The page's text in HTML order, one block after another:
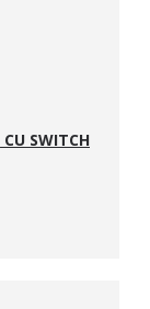
SWITCH